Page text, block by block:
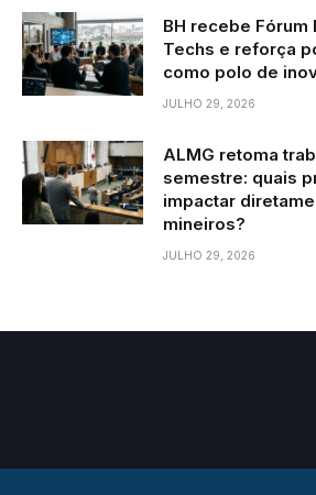
BH recebe
Techs e reforça
como polo de
JULHO 29, 2026
ALMG retoma
semestre: quais
impactar
mineiros?
JULHO 29, 2026